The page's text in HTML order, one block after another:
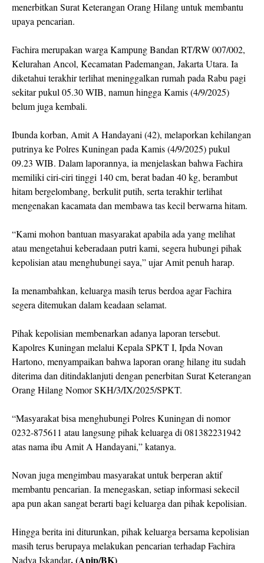
menerbitkan Surat Keterangan Orang Hilang untuk membantu
upaya pencarian.
Fachira merupakan warga Kampung Bandan RT/RW 007/002,
Kelurahan Ancol, Kecamatan Pademangan, Jakarta Utara. Ia
diketahui terakhir terlihat meninggalkan rumah pada Rabu pagi
sekitar pukul 05.30 WIB, namun hingga Kamis (4/9/2025)
belum juga kembali.
Ibunda korban, Amit A Handayani (42), melaporkan kehilangan
putrinya ke Polres Kuningan pada Kamis (4/9/2025) pukul
09.23 WIB. Dalam laporannya, ia menjelaskan bahwa Fachira
memiliki ciri-ciri tinggi 140 cm, berat badan 40 kg, berambut
hitam bergelombang, berkulit putih, serta terakhir terlihat
mengenakan kacamata dan membawa tas kecil berwarna hitam.
“Kami mohon bantuan masyarakat apabila ada yang melihat
atau mengetahui keberadaan putri kami, segera hubungi pihak
kepolisian atau menghubungi saya,” ujar Amit penuh harap.
Ia menambahkan, keluarga masih terus berdoa agar Fachira
segera ditemukan dalam keadaan selamat.
Pihak kepolisian membenarkan adanya laporan tersebut.
Kapolres Kuningan melalui Kepala SPKT I, Ipda Novan
Hartono, menyampaikan bahwa laporan orang hilang itu sudah
diterima dan ditindaklanjuti dengan penerbitan Surat Keterangan
Orang Hilang Nomor SKH/3/IX/2025/SPKT.
“Masyarakat bisa menghubungi Polres Kuningan di nomor
0232-875611 atau langsung pihak keluarga di 081382231942
atas nama ibu Amit A Handayani,” katanya.
Novan juga mengimbau masyarakat untuk berperan aktif
membantu pencarian. Ia menegaskan, setiap informasi sekecil
apa pun akan sangat berarti bagi keluarga dan pihak kepolisian.
Hingga berita ini diturunkan, pihak keluarga bersama kepolisian
masih terus berupaya melakukan pencarian terhadap Fachira
Nadya Iskandar. (Apip/BK)